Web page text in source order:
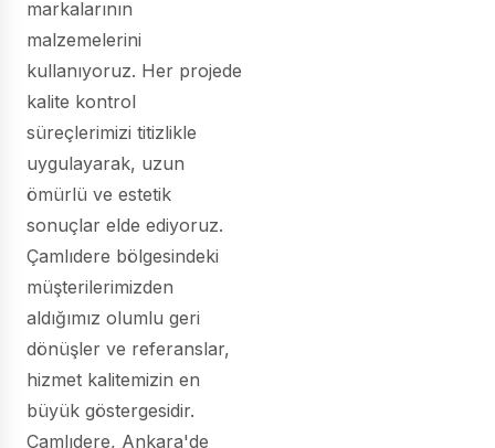
markalarının
malzemelerini
kullanıyoruz. Her projede
kalite kontrol
süreçlerimizi titizlikle
uygulayarak, uzun
ömürlü ve estetik
sonuçlar elde ediyoruz.
Çamlıdere bölgesindeki
müşterilerimizden
aldığımız olumlu geri
dönüşler ve referanslar,
hizmet kalitemizin en
büyük göstergesidir.
Çamlıdere, Ankara'de